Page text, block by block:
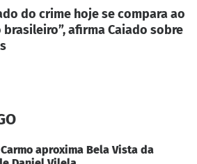
do crime hoje se compara ao
brasileiro”, afirma Caiado sobre
aproxima Bela Vista da